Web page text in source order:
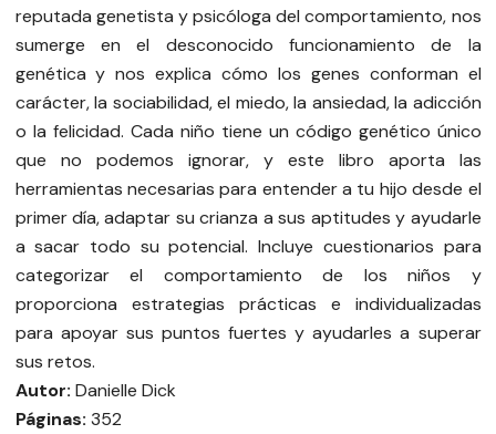
reputada genetista y psicóloga del comportamiento, nos
sumerge en el desconocido funcionamiento de la
genética y nos explica cómo los genes conforman el
carácter, la sociabilidad, el miedo, la ansiedad, la adicción
o la felicidad. Cada niño tiene un código genético único
que no podemos ignorar, y este libro aporta las
herramientas necesarias para entender a tu hijo desde el
primer día, adaptar su crianza a sus aptitudes y ayudarle
a sacar todo su potencial. Incluye cuestionarios para
categorizar el comportamiento de los niños y
proporciona estrategias prácticas e individualizadas
para apoyar sus puntos fuertes y ayudarles a superar
sus retos.
Autor: Danielle Dick
Páginas: 352